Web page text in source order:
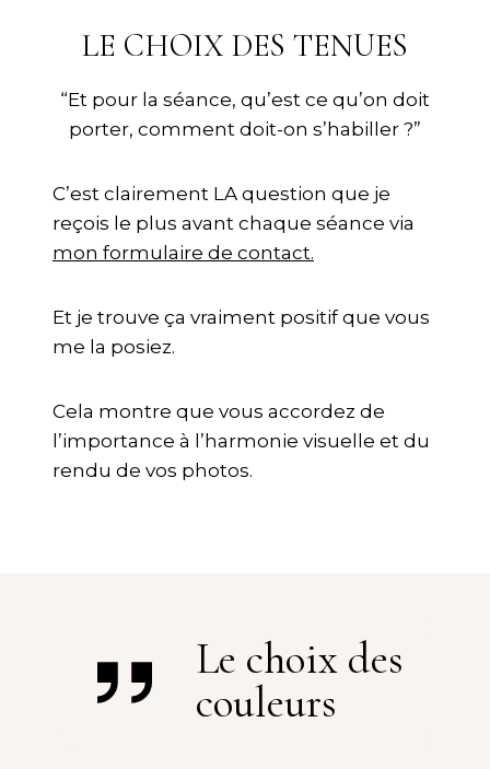
LE CHOIX DES TENUES
“Et pour la séance, qu’est ce qu’on doit
porter, comment doit-on s’habiller ?”
C’est clairement LA question que je
reçois le plus avant chaque séance via
mon formulaire de contact.
Et je trouve ça vraiment positif que vous
me la posiez.
Cela montre que vous accordez de
l’importance à l’harmonie visuelle et du
rendu de vos photos.
Le choix des
couleurs